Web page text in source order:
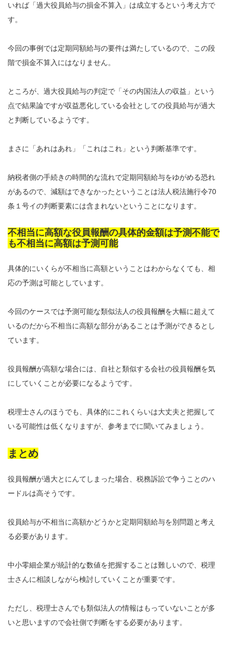
いれば「過大役員給与の損金不算入」は成立するという考え方で
す。
今回の事例では定期同額給与の要件は満たしているので、この段
階で損金不算入にはなりません。
ところが、過大役員給与の判定で「その内国法人の収益」という
点で結果論ですが収益悪化している会社としての役員給与が過大
と判断しているようです。
まさに「あれはあれ」「これはこれ」という判断基準です。
納税者側の手続きの時間的な流れで定期同額給与をゆがめる恐れ
があるので、減額はできなかったということは法人税法施行令70
条１号イの判断要素には含まれないということになります。
不相当に高額な役員報酬の具体的金額は予測不能で
も不相当に高額は予測可能
具体的にいくらが不相当に高額ということはわからなくても、相
応の予測は可能としています。
今回のケースでは予測可能な類似法人の役員報酬を大幅に超えて
いるのだから不相当に高額な部分があることは予測ができるとし
ています。
役員報酬が高額な場合には、自社と類似する会社の役員報酬を気
にしていくことが必要になるようです。
税理士さんのほうでも、具体的にこれくらいは大丈夫と把握して
いる可能性は低くなりますが、参考までに聞いてみましょう。
まとめ
役員報酬が過大とにんてしまった場合、税務訴訟で争うことのハ
ードルは高そうです。
役員給与が不相当に高額かどうかと定期同額給与を別問題と考え
る必要があります。
中小零細企業が統計的な数値を把握することは難しいので、税理
士さんに相談しながら検討していくことが重要です。
ただし、税理士さんでも類似法人の情報はもっていないことが多
いと思いますので会社側で判断をする必要があります。